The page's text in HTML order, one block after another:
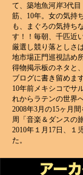
て、築地魚河岸3代
筋、10年。女の気持
も、まぐろの気持ち
す！！毎朝、千匹近
厳選し競り落としさ
地市場正門巡視詰め
得物掲示板のネタと
ブログに書き留めま
10年前メキシコでサ
れからラテンの世界
2008年3月の15ヶ月
周「音楽＆ダンスの
2010年１月17日、１
た。